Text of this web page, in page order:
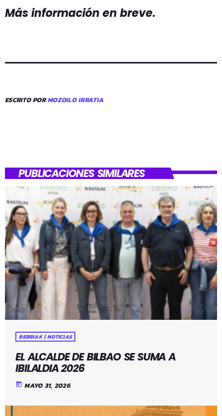
Más información en breve.
ESCRITO PORMOZOILO IRRATIA
PUBLICACIONES SIMILARES
BERRIAK | NOTICIAS
EL ALCALDE DE BILBAO SE SUMA A
IBILALDIA 2026
today MAYO 31, 2026